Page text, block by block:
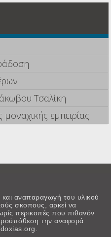
Τσαλίκη
εμπειρίας
αναπαραγωγή του υλικού
σκοπους, αρκεί να
περικοπές που πιθανόν
την αναφορά